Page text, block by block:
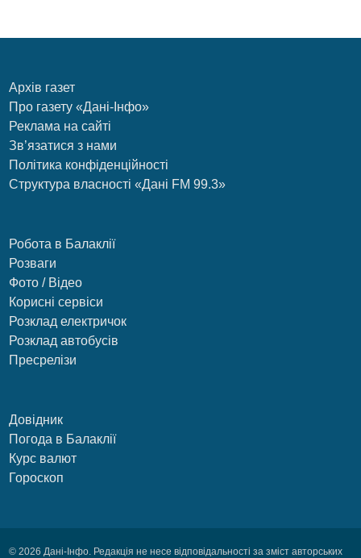
Архів газет
Про газету «Дані-Інфо»
Реклама на сайті
Зв’язатися з нами
Політика конфіденційності
Структура власності «Дані FM 99.3»
Робота в Балаклії
Розваги
Фото / Відео
Корисні сервіси
Розклад електричок
Розклад автобусів
Пресрелізи
Довідник
Погода в Балаклії
Курс валют
Гороскоп
© 2026 Дані-Інфо. Редакція не несе відповідальності за зміст авторських